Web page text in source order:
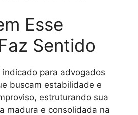
Esse
Sentido
indicado para advogados
buscam estabilidade e
estruturando sua
madura e consolidada na